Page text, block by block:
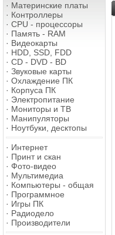
· Материнские платы
· Контроллеры
· CPU - процессоры
· Память - RAM
· Видеокарты
· HDD, SSD, FDD
· CD - DVD - BD
· Звуковые карты
· Охлаждение ПК
· Корпуса ПК
· Электропитание
· Мониторы и ТВ
· Манипуляторы
· Ноутбуки, десктопы
· Интернет
· Принт и скан
· Фото-видео
· Мультимедиа
· Компьютеры - общая
· Программное
· Игры ПК
· Радиодело
· Производители